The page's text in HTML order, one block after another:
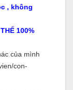
, không
100%
của mình
con-